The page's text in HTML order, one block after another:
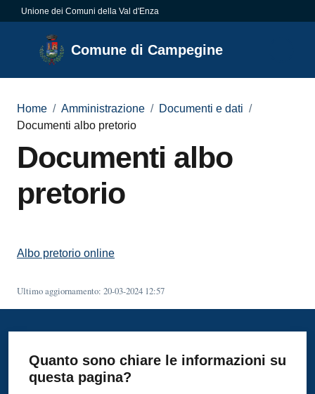
Vai al contenuto
Vai alla navigazione
Vai al footer
Unione dei Comuni della Val d'Enza
Comune di Campegine
Comune di
Campegine
Amministrazione
Menu selezionato
Novità
Servizi
Campegine
Alert
Home / Amministrazione / Documenti e dati /
Documenti albo pretorio
Documenti albo
pretorio
Albo pretorio online
Ultimo aggiornamento: 20-03-2024 12:57
Quanto sono chiare le informazioni su
questa pagina?